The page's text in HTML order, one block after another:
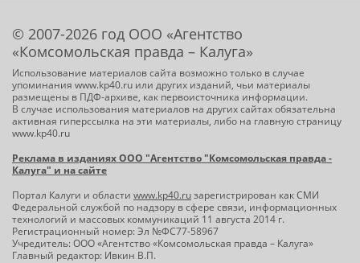
© 2007-2026 год ООО «Агентство
«Комсомольская правда – Калуга»
Использование материалов сайта возможно только в случае
упоминания www.kp40.ru или других изданий, чьи материалы
размещены в ПДФ-архиве, как первоисточника информации.
В случае использования материалов на других сайтах обязательна
активная гиперссылка на эти материалы, либо на главную страницу
www.kp40.ru
Реклама в изданиях ООО "Агентство "Комсомольская правда -
Калуга" и на сайте
Портал Калуги и области www.kp40.ruзарегистрирован как СМИ
Федеральной службой по надзору в сфере связи, информационных
технологий и массовых коммуникаций 11 августа 2014 г.
Регистрационный номер: Эл №ФС77-58967
Учредитель: ООО «Агентство «Комсомольская правда – Калуга»
Главный редактор: Ивкин В.П.